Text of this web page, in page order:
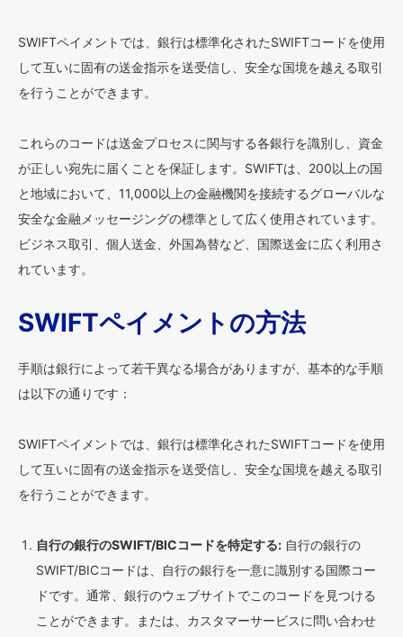
SWIFTペイメントでは、銀行は標準化されたSWIFTコードを使用
して互いに固有の送金指示を送受信し、安全な国境を越える取引
を行うことができます。
これらのコードは送金プロセスに関与する各銀行を識別し、資金
が正しい宛先に届くことを保証します。SWIFTは、200以上の国
と地域において、11,000以上の金融機関を接続するグローバルな
安全な金融メッセージングの標準として広く使用されています。
ビジネス取引、個人送金、外国為替など、国際送金に広く利用さ
れています。
SWIFTペイメントの方法
手順は銀行によって若干異なる場合がありますが、基本的な手順
は以下の通りです：
SWIFTペイメントでは、銀行は標準化されたSWIFTコードを使用
して互いに固有の送金指示を送受信し、安全な国境を越える取引
を行うことができます。
自行の銀行のSWIFT/BICコードを特定する: 自行の銀行の
SWIFT/BICコードは、自行の銀行を一意に識別する国際コー
ドです。通常、銀行のウェブサイトでこのコードを見つける
ことができます。または、カスタマーサービスに問い合わせ